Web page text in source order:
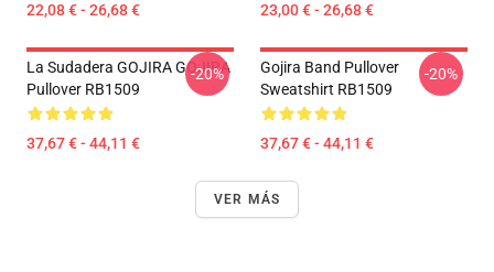
22,08 € - 26,68 € 23,00 € - 26,68 €
La Sudadera GOJIRA GOJIRA
Pullover RB1509
37,67 € - 44,11 €
-20%
Gojira Band Pullover
Sweatshirt RB1509
37,67 € - 44,11 €
-20%
VER MÁS